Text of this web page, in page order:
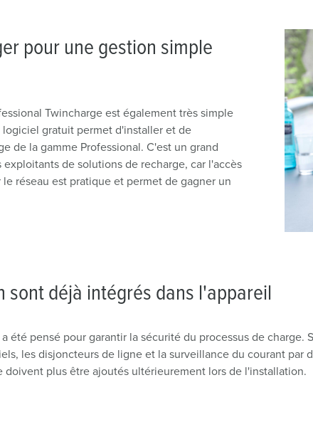
pour une gestion simple
Twincharge est également très simple
logiciel gratuit permet d'installer et de
de la gamme Professional. C'est un grand
de solutions de recharge, car l'accès
réseau est pratique et permet de gagner un
déjà intégrés dans l'appareil
pensé pour garantir la sécurité du processus de charge.
les disjoncteurs de ligne et la surveillance du courant par
plus être ajoutés ultérieurement lors de l'installation.